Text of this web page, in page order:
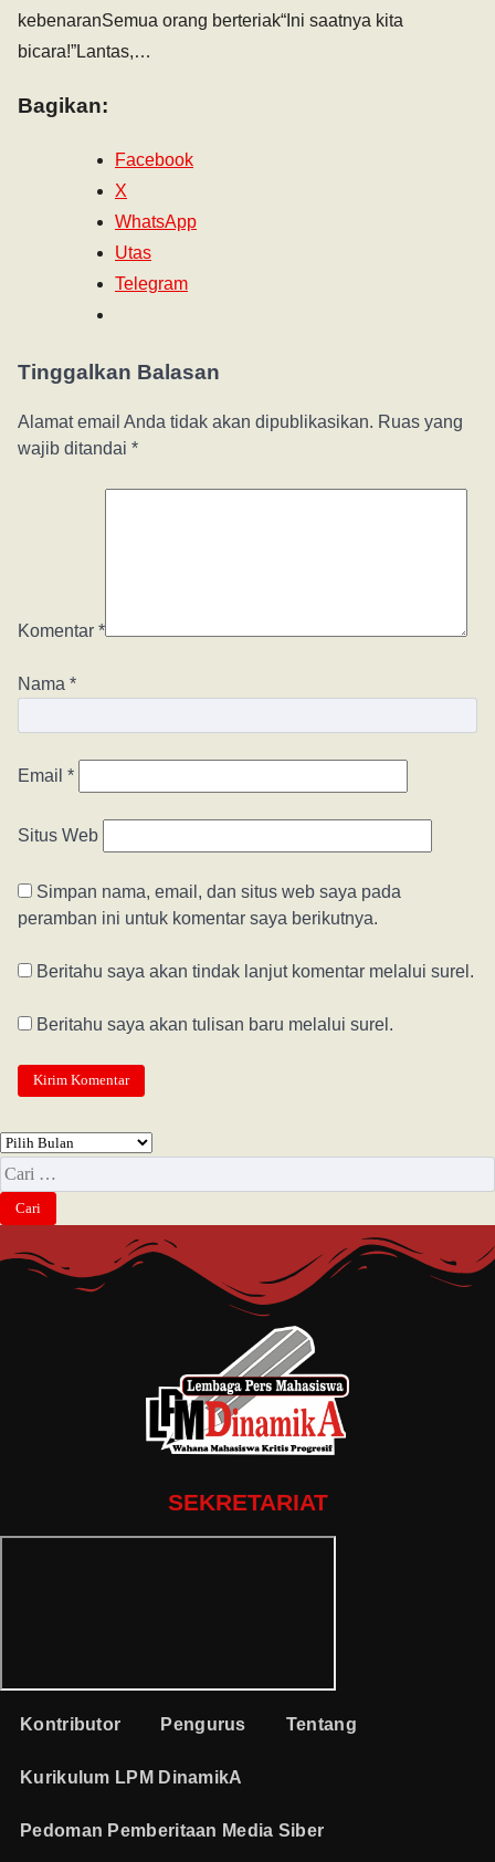
kebenaranSemua orang berteriak“Ini saatnya kita
bicara!”Lantas,…
Bagikan:
Facebook
X
WhatsApp
Utas
Telegram
Tinggalkan Balasan
Alamat email Anda tidak akan dipublikasikan. Ruas yang
wajib ditandai *
Komentar *
Nama *
Email *
Situs Web
Simpan nama, email, dan situs web saya pada
peramban ini untuk komentar saya berikutnya.
Beritahu saya akan tindak lanjut komentar melalui surel.
Beritahu saya akan tulisan baru melalui surel.
SEKRETARIAT
Kontributor Pengurus Tentang
Kurikulum LPM DinamikA
Pedoman Pemberitaan Media Siber